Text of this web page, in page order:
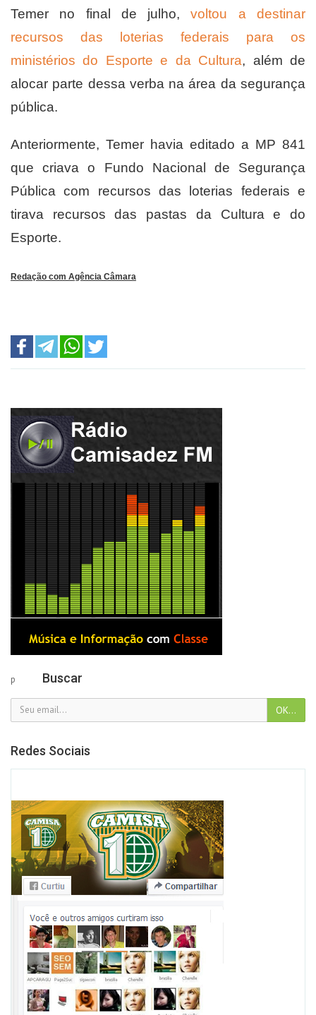
Temer no final de julho,voltou a destinar
recursos das loterias federais para os
ministérios do Esporte e da Cultura, além de
alocar parte dessa verba na área da segurança
pública.
Anteriormente, Temer havia editado a MP 841
que criava o Fundo Nacional de Segurança
Pública com recursos das loterias federais e
tirava recursos das pastas da Cultura e do
Esporte.
Redação com Agência Câmara
p Buscar
Redes Sociais